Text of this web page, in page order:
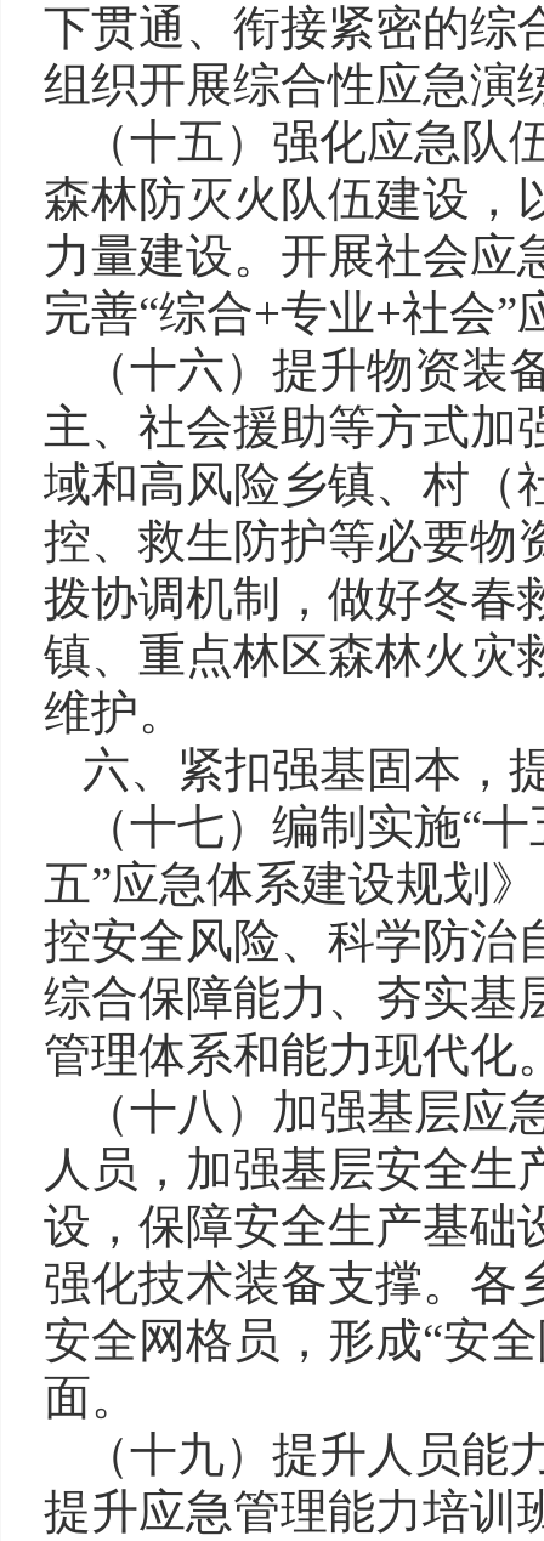
下贯通、衔接紧密的综
组织开展综合性应急演
（十五）强化应急
森林防灭火队伍建设，
力量建设。开展社会应
完善“综合+专业+社会
（十六）提升物资
主、社会援助等方式加
域和高风险乡镇、村（
控、救生防护等必要物
拨协调机制，做好冬春
镇、重点林区森林火灾
维护。
六、紧扣强基固本，
（十七）编制实施“
五”应急体系建设规划
控安全风险、科学防治
综合保障能力、夯实基
管理体系和能力现代化
（十八）加强基层
人员，加强基层安全生
设，保障安全生产基础
强化技术装备支撑。各
安全网格员，形成“安
面。
（十九）提升人员
提升应急管理能力培训